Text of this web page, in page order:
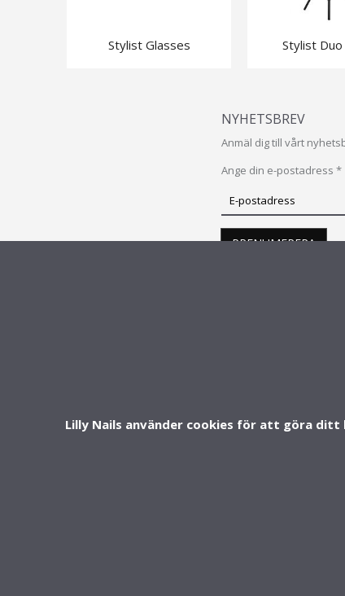
Lilly Nails använder cookies för att göra ditt
Stylist Glasses Stylist Duo
NYHETSBREV
Anmäl dig till vårt
Ange din e-postadress *
Prenumerera
vårtPRENUMERERA
Köpvillkor